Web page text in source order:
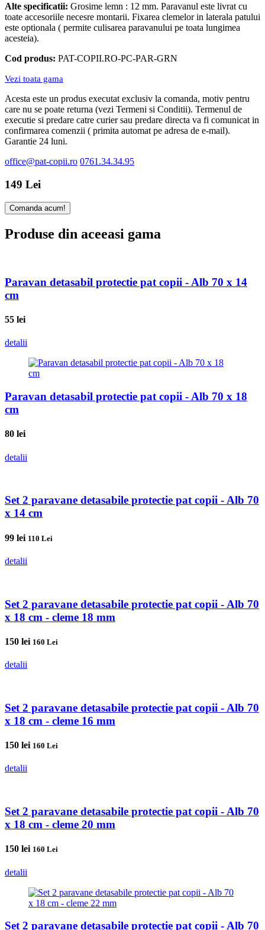
Alte specificatii: Grosime lemn : 12 mm. Paravanul este livrat cu
toate accesoriile necesre montarii. Fixarea clemelor in laterala patului
este optionala ( permite culisarea paravanului pe toata lungimea
acesteia).
Cod produs: PAT-COPII.RO-PC-PAR-GRN
Vezi toata gama
Acesta este un produs executat exclusiv la comanda, motiv pentru
care nu se poate returna (vezi Termeni si Conditii). Termenul de
executie si predare catre curier sau predare directa va fi comunicat in
confirmarea comenzii ( primita automat pe adresa de e-mail).
Garantie 24 luni.
office@pat-copii.ro 0761.34.34.95
149 Lei
Comanda acum!
Produse din aceeasi gama
Paravan detasabil protectie pat copii - Alb 70 x 14
cm
55 lei
detalii
Paravan detasabil protectie pat copii - Alb 70 x 18
cm
80 lei
detalii
Set 2 paravane detasabile protectie pat copii - Alb 70
x 14 cm
99 lei 110 Lei
detalii
Set 2 paravane detasabile protectie pat copii - Alb 70
x 18 cm - cleme 18 mm
150 lei 160 Lei
detalii
Set 2 paravane detasabile protectie pat copii - Alb 70
x 18 cm - cleme 16 mm
150 lei 160 Lei
detalii
Set 2 paravane detasabile protectie pat copii - Alb 70
x 18 cm - cleme 20 mm
150 lei 160 Lei
detalii
Set 2 paravane detasabile protectie pat copii - Alb 70